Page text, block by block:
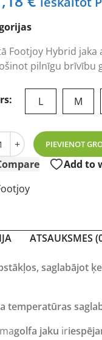
Footjoy Hybrid
pilnīgu brīvību
L M
Hybrid Jacket
+ PIEVIENOT
Add to
ATSAUKSMES
saglabājot
golfa jaku ir